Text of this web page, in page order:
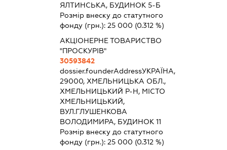
ЯЛТИНСЬКА, БУДИНОК 5-Б
Розмір внеску до статутного
фонду (грн.):25 000 (0.312 %)
АКЦІОНЕРНЕ ТОВАРИСТВО
"ПРОСКУРІВ"
30593842
dossier.founderAddressУКРАЇНА,
29000, ХМЕЛЬНИЦЬКА ОБЛ.,
ХМЕЛЬНИЦЬКИЙ Р-Н, МІСТО
ХМЕЛЬНИЦЬКИЙ,
ВУЛ.ГЛУШЕНКОВА
ВОЛОДИМИРА, БУДИНОК 11
Розмір внеску до статутного
фонду (грн.):25 000 (0.312 %)